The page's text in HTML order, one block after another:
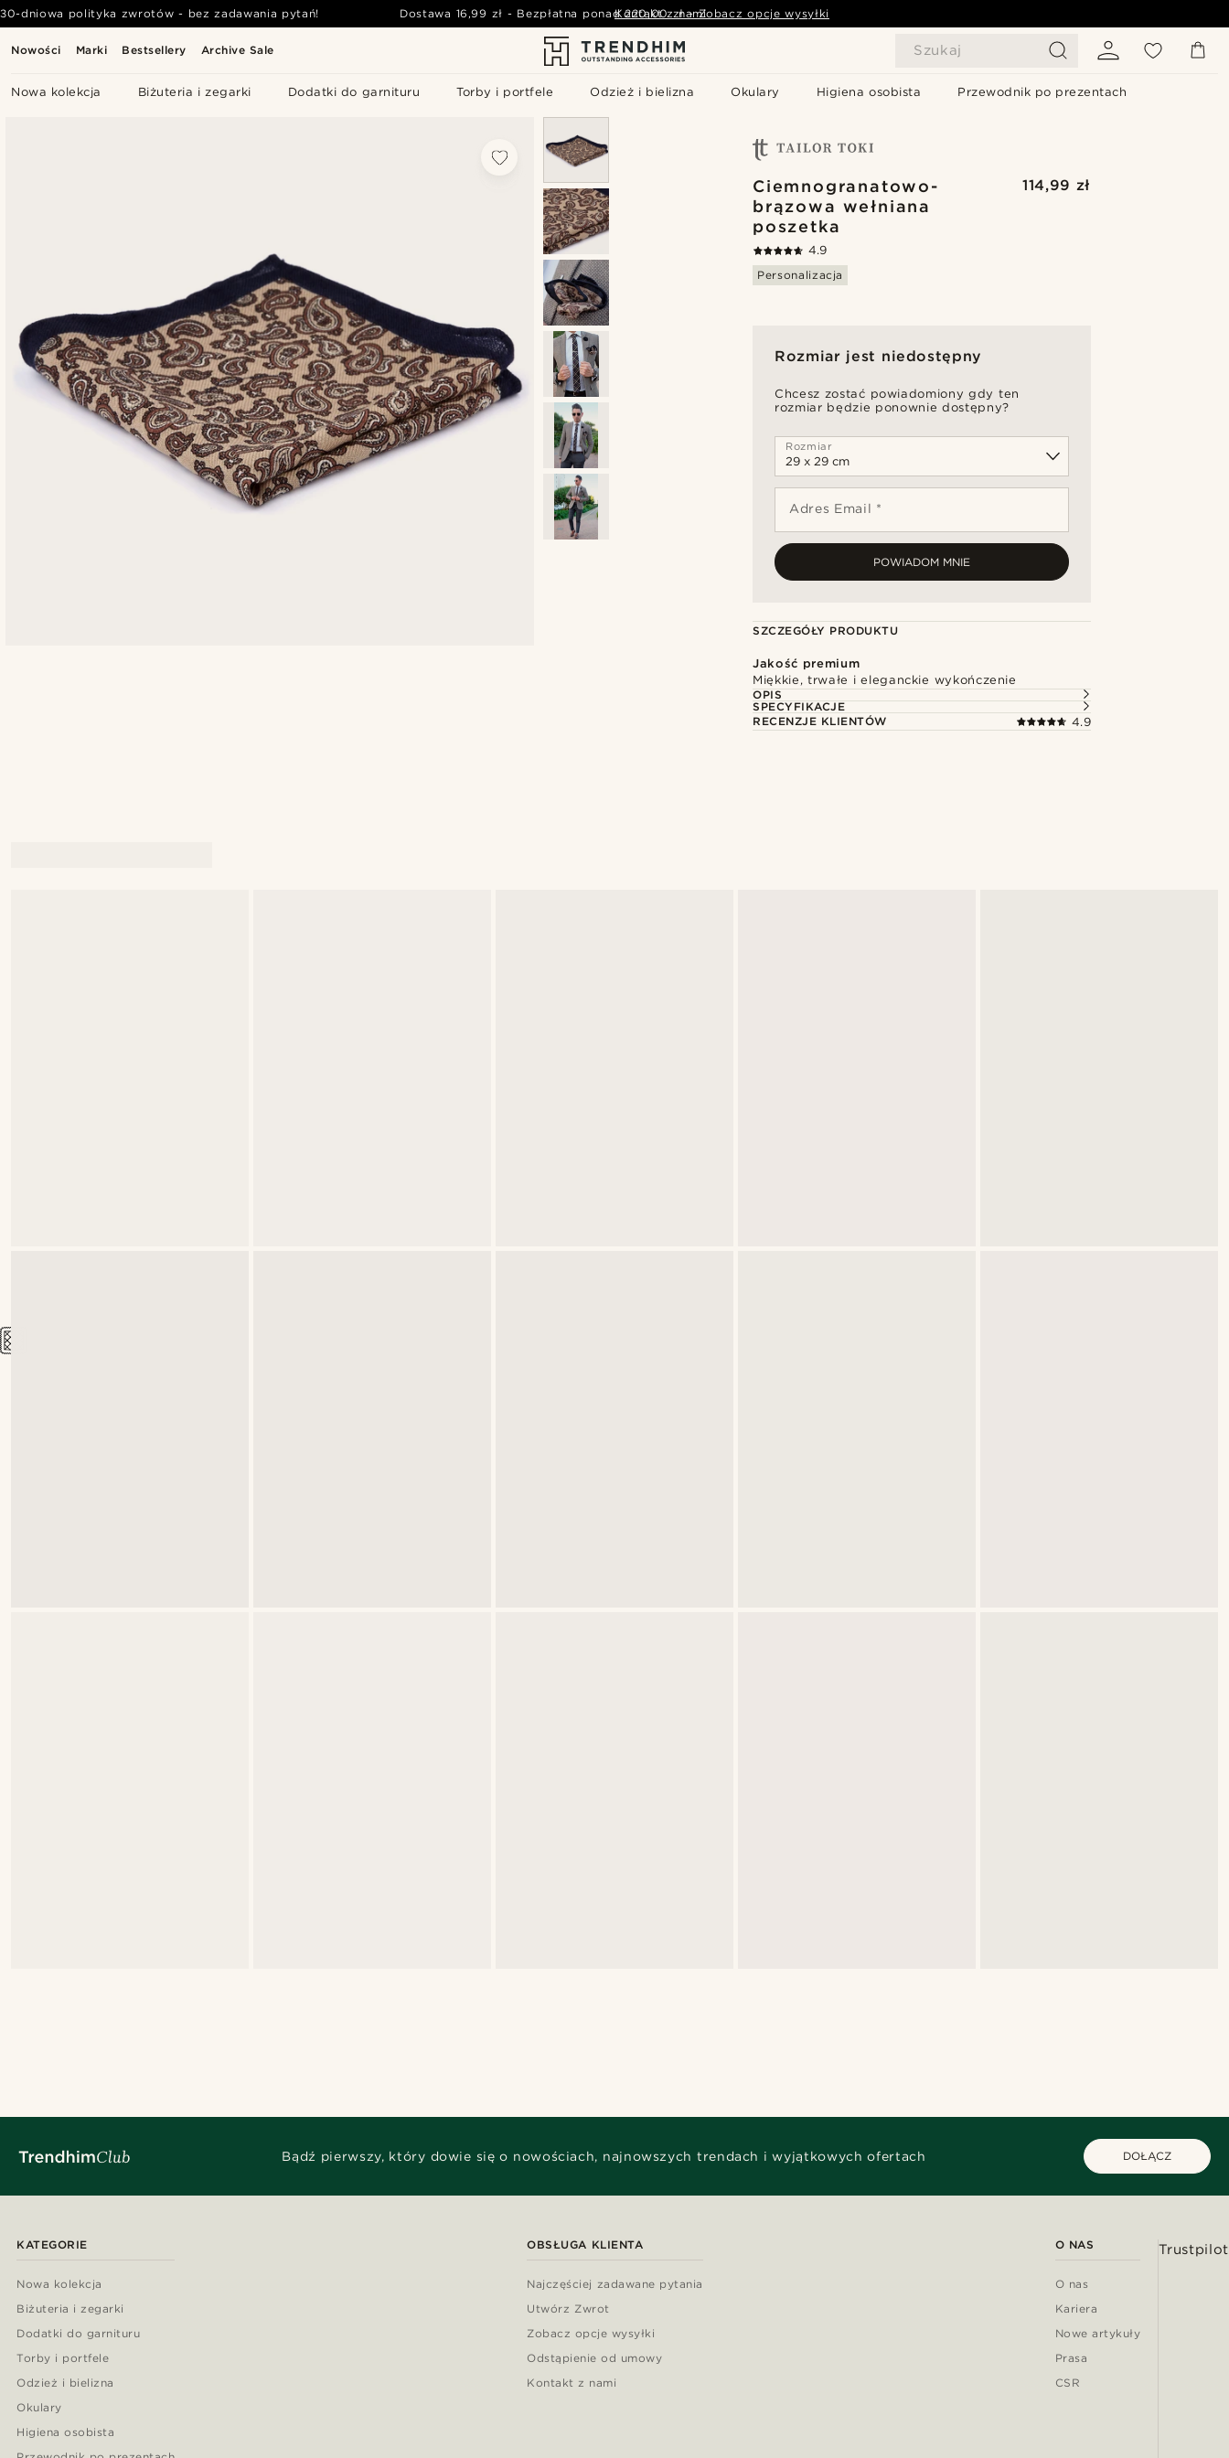
Nowości Marki Bestsellery Archive Sale Szukaj
Nowa kolekcja Biżuteria i zegarki Dodatki do garnituru Torby i portfele Odzież i bielizna Okulary Higiena osobista Przewodnik po prezentach
30-dniowa polityka zwrotów - bez zadawania pytań! Dostawa 16,99 zł - Bezpłatna ponad 220,00 zł - Zobacz opcje wysyłki
Kontakt z nami
Ciemnogranatowo-
brązowa wełniana
poszetka
114,99 zł
4.9
Personalizacja
Rozmiar jest niedostępny
Chcesz zostać powiadomiony gdy ten
rozmiar będzie ponownie dostępny?
Rozmiar
Adres Email *
POWIADOM MNIE
SZCZEGÓŁY PRODUKTU
Jakość premium
Miękkie, trwałe i eleganckie wykończenie
OPIS
SPECYFIKACJE
RECENZJE KLIENTÓW
4.9
Bądź pierwszy, który dowie się o nowościach, najnowszych trendach i wyjątkowych ofertach DOŁĄCZ
KATEGORIE
Nowa kolekcja
Biżuteria i zegarki
Dodatki do garnituru
Torby i portfele
Odzież i bielizna
Okulary
Higiena osobista
OBSŁUGA KLIENTA
Najczęściej zadawane pytania
Utwórz Zwrot
Zobacz opcje wysyłki
Odstąpienie od umowy
Kontakt z nami
O NAS
O nas
Kariera
Nowe artykuły
Prasa
CSR
Trustpilot